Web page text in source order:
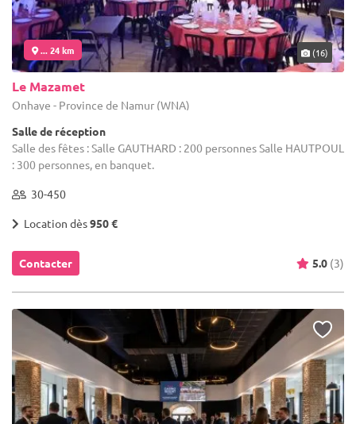
... 24 km (16)
Le Mazamet
Onhaye - Province de Namur (WNA)
Salle de réception
Salle des fêtes : Salle GAUTHARD : 200 personnes Salle HAUTPOUL
: 300 personnes, en banquet.
30-450
Location dès950 €
Contacter 5.0 (3)